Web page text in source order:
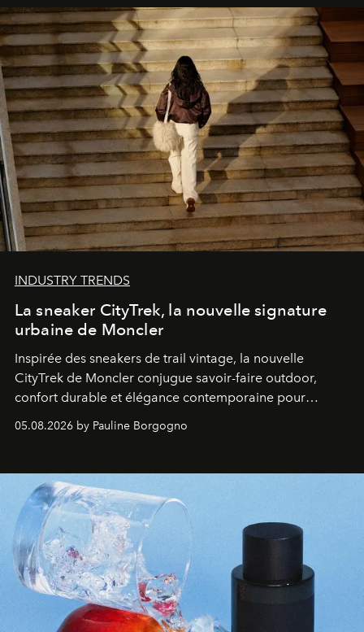
INDUSTRY TRENDS
La sneaker CityTrek, la nouvelle signature
urbaine de Moncler
Inspirée des sneakers de trail vintage, la nouvelle
CityTrek de Moncler conjugue savoir-faire outdoor,
confort durable et élégance contemporaine pour
accompagner les explorations du quotidien.
05.08.2026 by Pauline Borgogno